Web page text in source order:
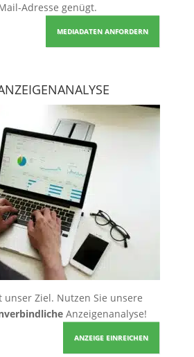
Adresse genügt.
MEDIADATEN ANFORDERN
Ziel. Nutzen Sie unsere
Anzeigenanalyse!
ANZEIGE EINREICHEN